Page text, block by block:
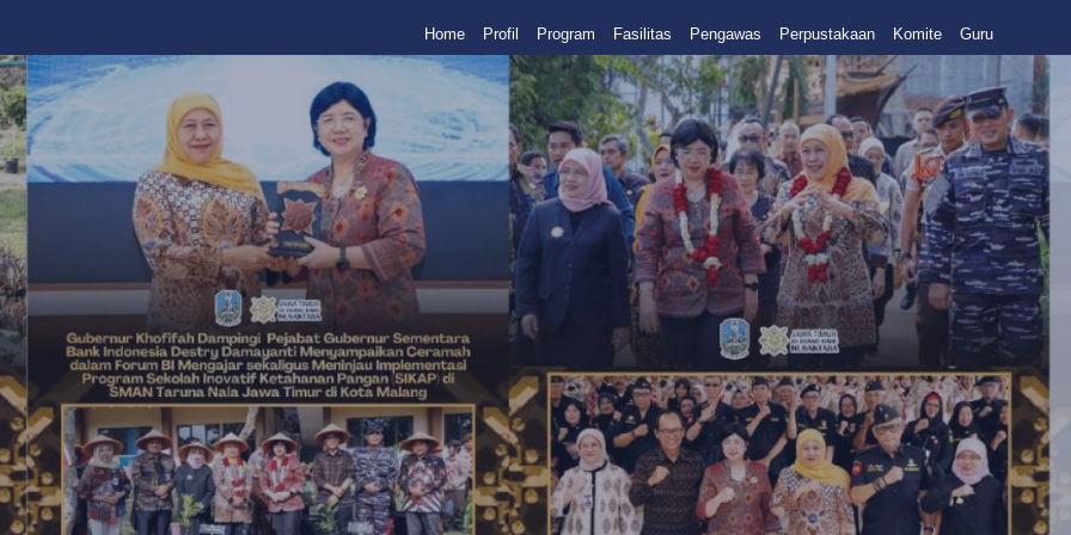
Home Profil Program Fasilitas Pengawas Perpustakaan Komite Guru